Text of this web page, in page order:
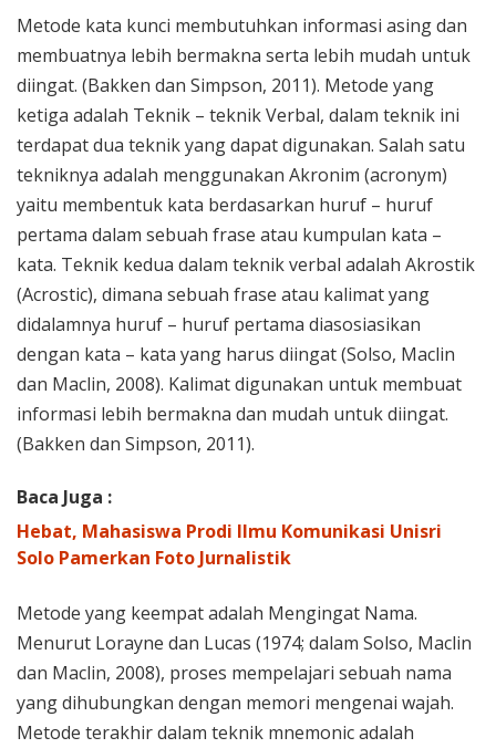
Metode kata kunci membutuhkan informasi asing dan
membuatnya lebih bermakna serta lebih mudah untuk
diingat. (Bakken dan Simpson, 2011). Metode yang
ketiga adalah Teknik – teknik Verbal, dalam teknik ini
terdapat dua teknik yang dapat digunakan. Salah satu
tekniknya adalah menggunakan Akronim (acronym)
yaitu membentuk kata berdasarkan huruf – huruf
pertama dalam sebuah frase atau kumpulan kata –
kata. Teknik kedua dalam teknik verbal adalah Akrostik
(Acrostic), dimana sebuah frase atau kalimat yang
didalamnya huruf – huruf pertama diasosiasikan
dengan kata – kata yang harus diingat (Solso, Maclin
dan Maclin, 2008). Kalimat digunakan untuk membuat
informasi lebih bermakna dan mudah untuk diingat.
(Bakken dan Simpson, 2011).
Baca Juga :
Hebat, Mahasiswa Prodi Ilmu Komunikasi Unisri
Solo Pamerkan Foto Jurnalistik
Metode yang keempat adalah Mengingat Nama.
Menurut Lorayne dan Lucas (1974; dalam Solso, Maclin
dan Maclin, 2008), proses mempelajari sebuah nama
yang dihubungkan dengan memori mengenai wajah.
Metode terakhir dalam teknik mnemonic adalah